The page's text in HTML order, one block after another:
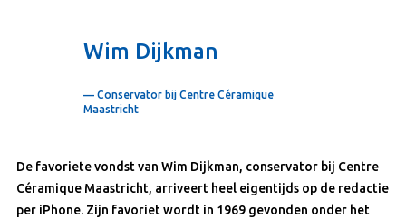
Wim Dijkman
— Conservator bij Centre Céramique
Maastricht
De favoriete vondst van Wim Dijkman, conservator bij Centre
Céramique Maastricht, arriveert heel eigentijds op de redactie
per iPhone. Zijn favoriet wordt in 1969 gevonden onder het